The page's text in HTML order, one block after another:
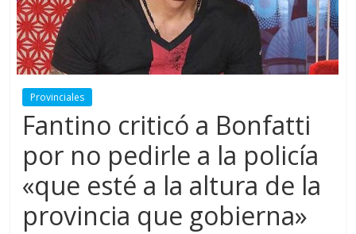
Provinciales
Fantino criticó a Bonfatti
por no pedirle a la policía
«que esté a la altura de la
provincia que gobierna»